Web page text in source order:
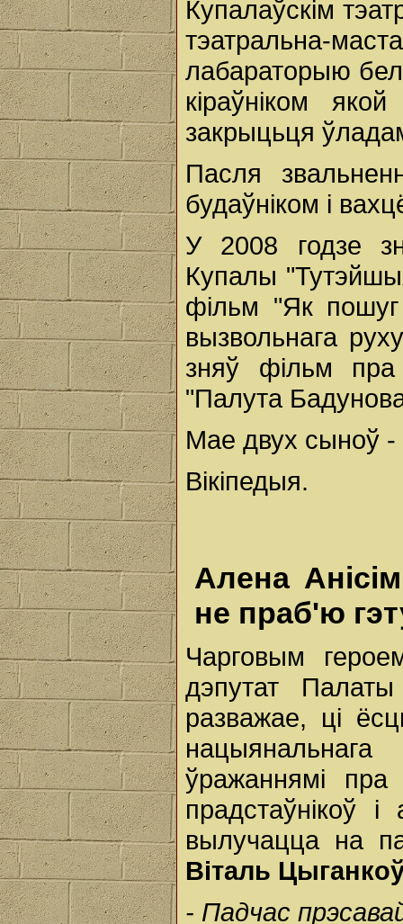
Купалаўскім
тэатральна-
лабараторыю
кіраўніком
закрыцьця
Пасля
будаўніком і
У 2008 годзе
Купалы
фільм "Як
вызвольнага
зняў фільм
"Палута
Мае двух сыноў -
Вікіпедыя.
Алена
не праб'ю
Чарговым
дэпутат
разважае, ці
ўражаннямі
прадстаўнікоў
вылучацца на
Віталь
- Падчас